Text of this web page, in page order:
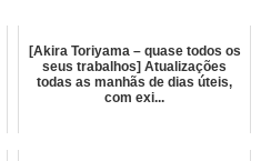
[Akira Toriyama – quase todos os
seus trabalhos] Atualizações
todas as manhãs de dias úteis,
com exi...